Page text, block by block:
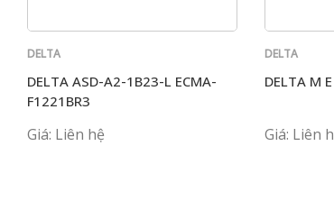
DELTA
DELTA ASD-A2-1B23-L ECMA-
F1221BR3
Giá: Liên hệ
DELTA
DELTA M
Giá: Liên